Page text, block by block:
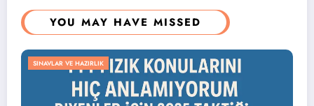
YOU MAY HAVE MISSED
SINAVLAR VE HAZIRLIK